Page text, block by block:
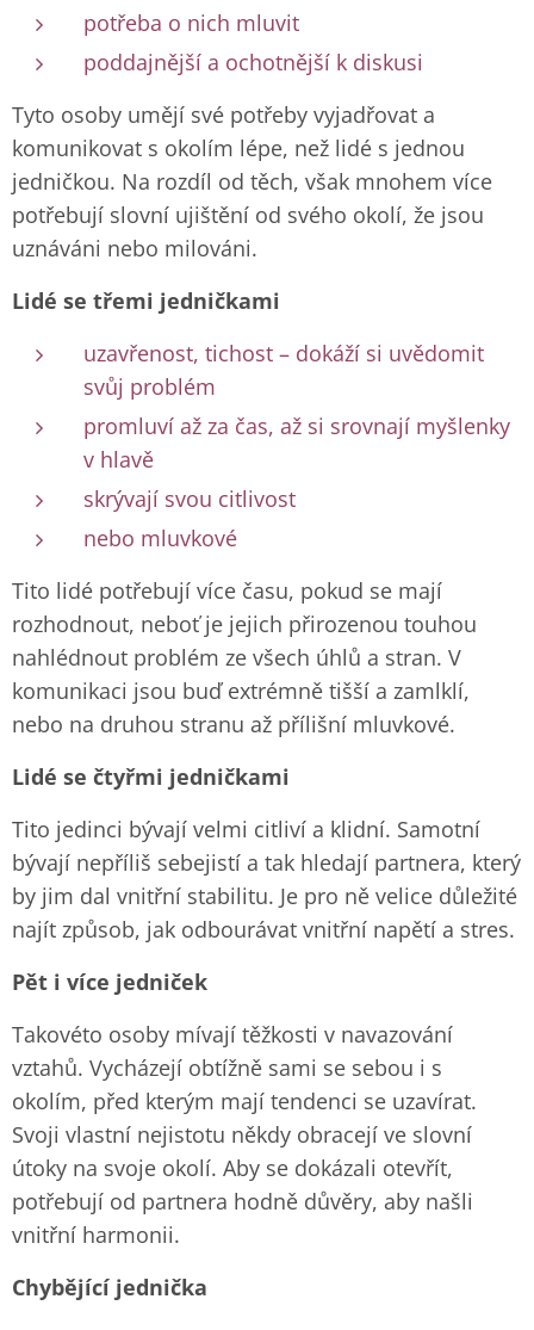
potřeba o nich mluvit
poddajnější a ochotnější k diskusi
Tyto osoby umějí své potřeby vyjadřovat a
komunikovat s okolím lépe, než lidé s jednou
jedničkou. Na rozdíl od těch, však mnohem více
potřebují slovní ujištění od svého okolí, že jsou
uznáváni nebo milováni.
Lidé se třemi jedničkami
uzavřenost, tichost – dokáží si uvědomit
svůj problém
promluví až za čas, až si srovnají myšlenky
v hlavě
skrývají svou citlivost
nebo mluvkové
Tito lidé potřebují více času, pokud se mají
rozhodnout, neboť je jejich přirozenou touhou
nahlédnout problém ze všech úhlů a stran. V
komunikaci jsou buď extrémně tišší a zamlklí,
nebo na druhou stranu až přílišní mluvkové.
Lidé se čtyřmi jedničkami
Tito jedinci bývají velmi citliví a klidní. Samotní
bývají nepříliš sebejistí a tak hledají partnera, který
by jim dal vnitřní stabilitu. Je pro ně velice důležité
najít způsob, jak odbourávat vnitřní napětí a stres.
Pět i více jedniček
Takovéto osoby mívají těžkosti v navazování
vztahů. Vycházejí obtížně sami se sebou i s
okolím, před kterým mají tendenci se uzavírat.
Svoji vlastní nejistotu někdy obracejí ve slovní
útoky na svoje okolí. Aby se dokázali otevřít,
potřebují od partnera hodně důvěry, aby našli
vnitřní harmonii.
Chybějící jednička